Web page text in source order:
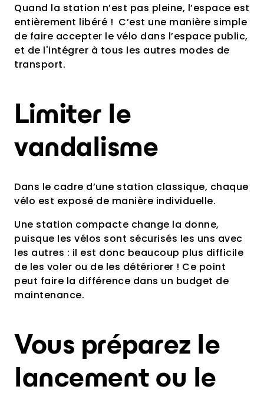
Quand la station n’est pas pleine, l’espace est
entièrement libéré ! C’est une manière simple
de faire accepter le vélo dans l’espace public,
et de l'intégrer à tous les autres modes de
transport.
Limiter le
vandalisme
Dans le cadre d’une station classique, chaque
vélo est exposé de manière individuelle.
Une station compacte change la donne,
puisque les vélos sont sécurisés les uns avec
les autres : il est donc beaucoup plus difficile
de les voler ou de les détériorer ! Ce point
peut faire la différence dans un budget de
maintenance.
Vous préparez le
lancement ou le